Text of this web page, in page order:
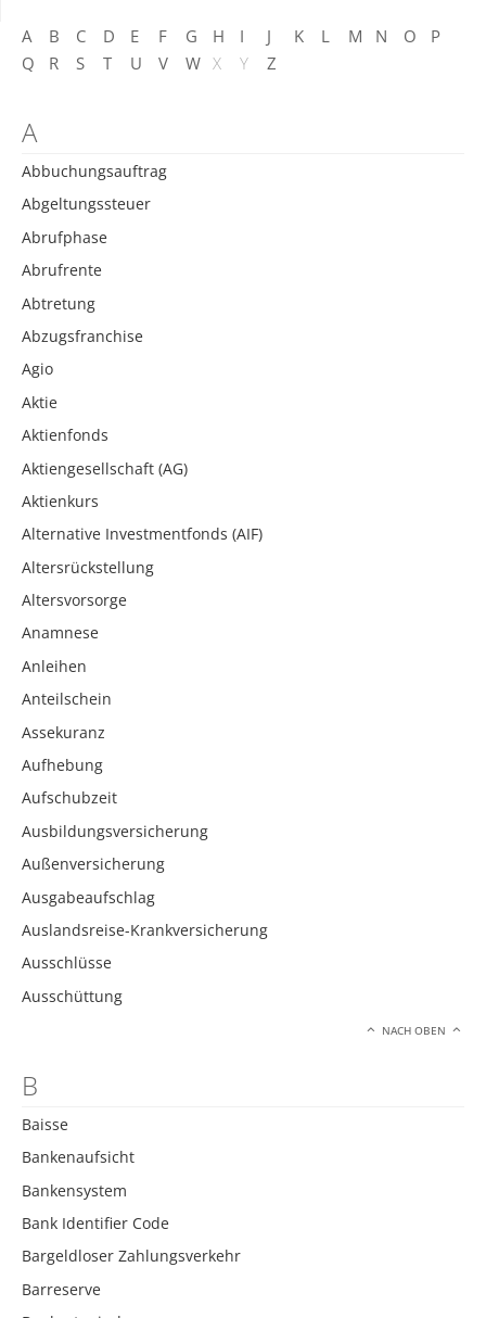
A B C D E F G H I J K L M N O
P
Q
R S T U V W X Y Z
A
Abbuchungsauftrag
Abgeltungssteuer
Abrufphase
Abrufrente
Abtretung
Abzugsfranchise
Agio
Aktie
Aktienfonds
Aktiengesellschaft (AG)
Aktienkurs
Alternative Investmentfonds (AIF)
Altersrückstellung
Altersvorsorge
Anamnese
Anleihen
Anteilschein
Assekuranz
Aufhebung
Aufschubzeit
Ausbildungsversicherung
Außenversicherung
Ausgabeaufschlag
Auslandsreise-Krankversicherung
Ausschlüsse
Ausschüttung
NACH OBEN
B
Baisse
Bankenaufsicht
Bankensystem
Bank Identifier Code
Bargeldloser Zahlungsverkehr
Barreserve